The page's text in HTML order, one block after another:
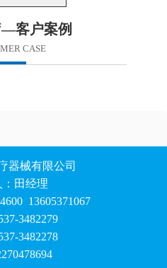
—客户案例
CASE
器械有限公司
田经理
13605371067
3482279
3482278